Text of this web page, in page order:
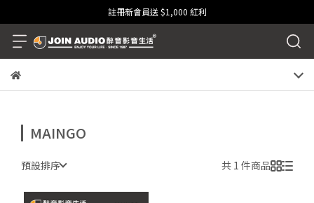
註冊新會員送 $1,000 紅利
MAINGO
預設排序 共 1 件商品